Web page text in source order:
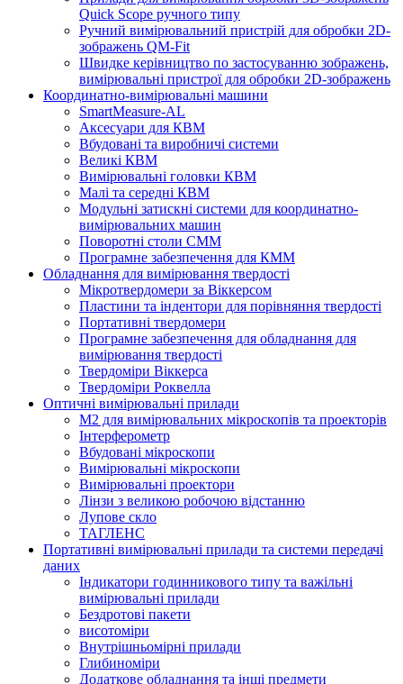
Quick Scope ручного типу
Ручний вимірювальний пристрій для обробки 2D-
зображень QM-Fit
Швидке керівництво по застосуванню зображень,
вимірювальні пристрої для обробки 2D-зображень
Координатно-вимірювальні машини
SmartMeasure-AL
Аксесуари для КВМ
Вбудовані та виробничі системи
Великі КВМ
Вимірювальні головки КВМ
Малі та середні КВМ
Модульні затискні системи для координатно-
вимірювальних машин
Поворотні столи CMM
Програмне забезпечення для КММ
Обладнання для вимірювання твердості
Мікротвердомери за Віккерсом
Пластини та індентори для порівняння твердості
Портативні твердомери
Програмне забезпечення для обладнання для
вимірювання твердості
Твердоміри Віккерса
Твердоміри Роквелла
Оптичні вимірювальні прилади
M2 для вимірювальних мікроскопів та проекторів
Інтерферометр
Вбудовані мікроскопи
Вимірювальні мікроскопи
Вимірювальні проектори
Лінзи з великою робочою відстанню
Лупове скло
ТАГЛЕНС
Портативні вимірювальні прилади та системи передачі
даних
Індикатори годинникового типу та важільні
вимірювальні прилади
Бездротові пакети
висотоміри
Внутрішньомірні прилади
Глибиноміри
Додаткове обладнання та інші предмети